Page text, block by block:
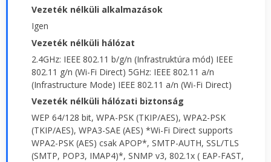
Vezeték nélküli alkalmazások
Igen
Vezeték nélküli hálózat
2.4GHz: IEEE 802.11 b/g/n (Infrastruktúra mód) IEEE
802.11 g/n (Wi-Fi Direct) 5GHz: IEEE 802.11 a/n
(Infrastructure Mode) IEEE 802.11 a/n (Wi-Fi Direct)
Vezeték nélküli hálózati biztonság
WEP 64/128 bit, WPA-PSK (TKIP/AES), WPA2-PSK
(TKIP/AES), WPA3-SAE (AES) *Wi-Fi Direct supports
WPA2-PSK (AES) csak APOP*, SMTP-AUTH, SSL/TLS
(SMTP, POP3, IMAP4)*, SNMP v3, 802.1x ( EAP-FAST,